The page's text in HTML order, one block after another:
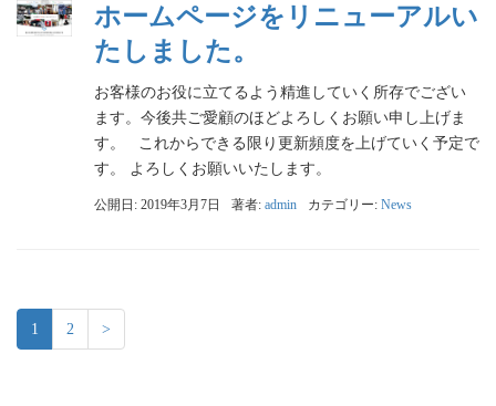
ホームページをリニューアルい
たしました。
お客様のお役に立てるよう精進していく所存でござい
ます。今後共ご愛顧のほどよろしくお願い申し上げま
す。 これからできる限り更新頻度を上げていく予定で
す。 よろしくお願いいたします。
公開日: 2019年3月7日 著者: admin カテゴリー: News
1 2 >